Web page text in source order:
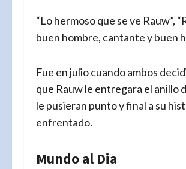
“Lo hermoso que se ve Rauw”,
buen hombre, cantante y buen
Fue en julio cuando ambos
que Rauw le entregara el anillo
le pusieran punto y final a su
enfrentado.
Mundo al Dia